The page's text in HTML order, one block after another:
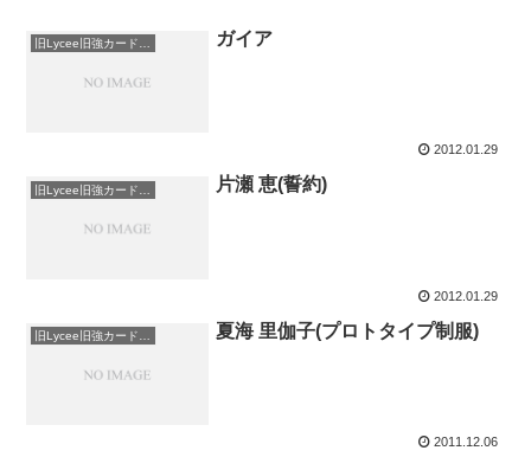
ガイア
2012.01.29
片瀬 恵(誓約)
2012.01.29
旧Lycee旧強カードまとめ 夏海 里伽子(プロトタイプ制服)
2011.12.06